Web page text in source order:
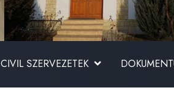
CIVIL SZERVEZETEK